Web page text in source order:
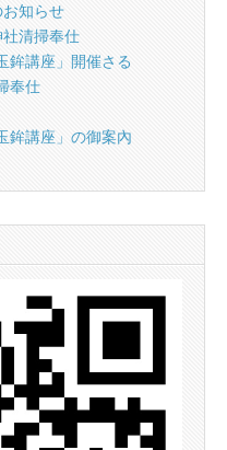
お知らせ
社清掃奉仕
鉾講座」開催さる
奉仕
鉾講座」の御案內